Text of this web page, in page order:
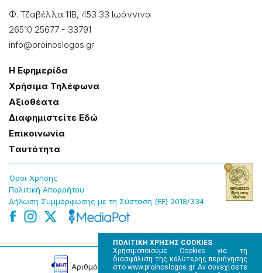
ΠΟΛΙΤΙΚΗ ΧΡΗΣΗΣ COOKIES
Χρησιμοποιούμε Cookies για τη
διασφάλιση της καλύτερης περιήγησης
στο www.proinoslogos.gr. Αν συνεχίσετε
Φ. Τζαβέλλα 11Β, 453 33 Ιωάννɩνα
26510 25677 - 33791
info@proinoslogos.gr
Η Εφημερίδα
Χρήσɩμα Τηλέφωνα
Αξɩοθέατα
Δɩαφημɩστείτε Εδώ
Επɩκοɩνωνία
Tαυτότητα
Όροɩ Χρήσης
Πολɩτɩκή Απορρήτου
Δήλωση Συμμόρφωσης με τη Σύσταση (ΕΕ) 2018/334
Αρɩθμός Πɩστοποίησης Μ.Η.Τ. 220242